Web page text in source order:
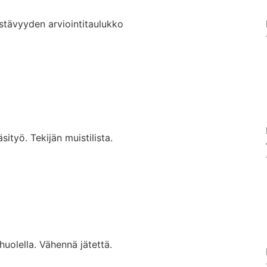
arviointitaulukko
Tekijän muistilista.
Vähennä jätettä.